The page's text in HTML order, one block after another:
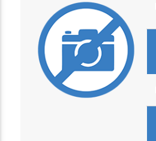
Basket.php